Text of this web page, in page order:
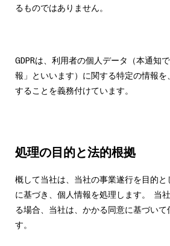
るものではありません。
GDPRは、利用者の個人データ（本通知
報」といいます）に関する特定の情報
することを義務付けています。
処理の目的と法的根拠
概して当社は、当社の事業遂行を目的
に基づき、個人情報を処理します。 当
る場合、当社は、かかる同意に基づいて
す。